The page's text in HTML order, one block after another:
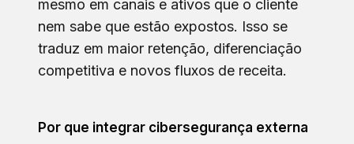
mesmo em canais e ativos que o cliente
nem sabe que estão expostos. Isso se
traduz em maior retenção, diferenciação
competitiva e novos fluxos de receita.
Por que integrar cibersegurança externa